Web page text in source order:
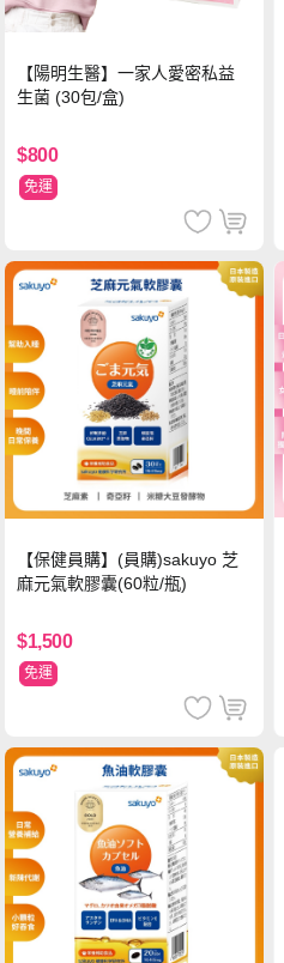
【陽明生醫】一家人愛密私益
生菌 (30包/盒)
$800
免運
【保健員購】(員購)sakuyo 芝
麻元氣軟膠囊(60粒/瓶)
$1,500
免運